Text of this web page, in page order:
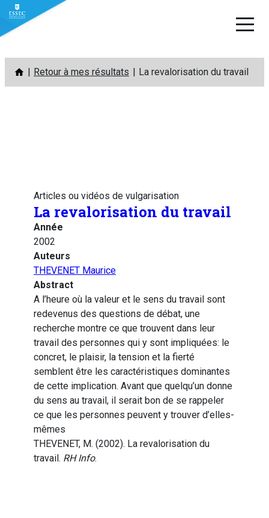
Aller
contenu
Retour à mes résultats La revalorisation du travail
Articles ou vidéos de vulgarisation
La revalorisation du travail
Année
2002
Auteurs
THEVENET Maurice
Abstract
A l’heure où la valeur et le sens du travail sont
redevenus des questions de débat, une
recherche montre ce que trouvent dans leur
travail des personnes qui y sont impliquées: le
concret, le plaisir, la tension et la fierté
semblent être les caractéristiques dominantes
de cette implication. Avant que quelqu’un donne
du sens au travail, il serait bon de se rappeler
ce que les personnes peuvent y trouver d’elles-
mêmes
THEVENET, M. (2002). La revalorisation du
travail. RH Info.